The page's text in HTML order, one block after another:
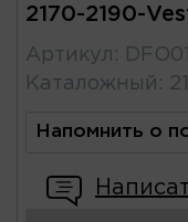
2170-2190-
Артикул :
Каталожный :
Напомнить о